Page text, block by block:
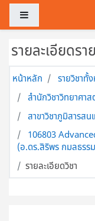
ข้ามไปที่เนื้อหาหลัก
รายละเอียดรา
หน้าหลัก
รายวิชาทั้
สำนักวิชาวิทยาศา
สาขาวิชาภูมิสารสน
106803
(อ.ดร.สิริพร กมลธรร
รายละเอียดวิชา